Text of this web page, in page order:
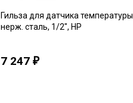
Гильза для датчика температуры
нерж. сталь, 1/2", НР
7 247 ₽